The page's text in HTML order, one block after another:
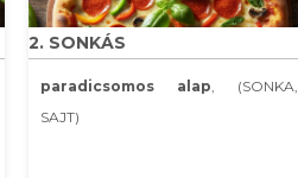
2. SONKÁS
paradicsomos alap, (SONKA,
SAJT)